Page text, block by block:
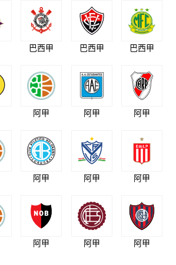
巴西甲 巴西甲 巴西甲
阿甲 阿甲 阿甲
阿甲 阿甲 阿甲
阿甲 阿甲 阿甲